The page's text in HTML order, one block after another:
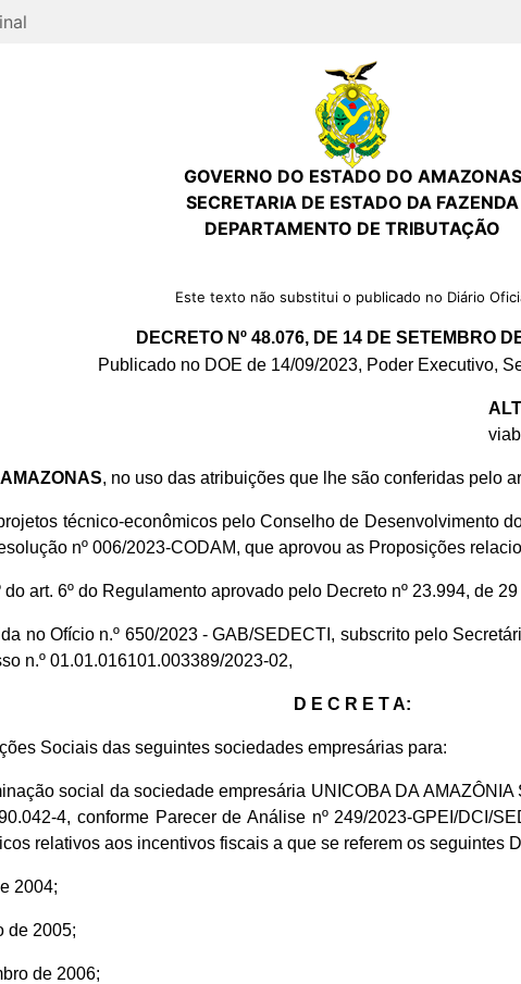
GOVERNO DO ESTADO DO AMAZONAS
SECRETARIA DE ESTADO DA FAZENDA
DEPARTAMENTO DE TRIBUTAÇÃO
Este texto não substitui o publicado no Diário
DECRETO Nº 48.076, DE 14 DE SETEMBRO
Publicado no DOE de 14/09/2023, Poder Executivo,
, no uso das atribuições que lhe são conferidas pelo
técnico-econômicos pelo Conselho de Desenvolvimento
nº 006/2023-CODAM, que aprovou as Proposições
art. 6º do Regulamento aprovado pelo Decreto nº 23.994, de
no Ofício n.º 650/2023 - GAB/SEDECTI, subscrito pelo
n.º 01.01.016101.003389/2023-02,
D E C R E T A:
Sociais das seguintes sociedades empresárias para:
social da sociedade empresária UNICOBA DA
4, conforme Parecer de Análise nº 249/2023-GPEI/DCI/
relativos aos incentivos fiscais a que se referem os seguintes
2004;
de 2005;
de 2006;